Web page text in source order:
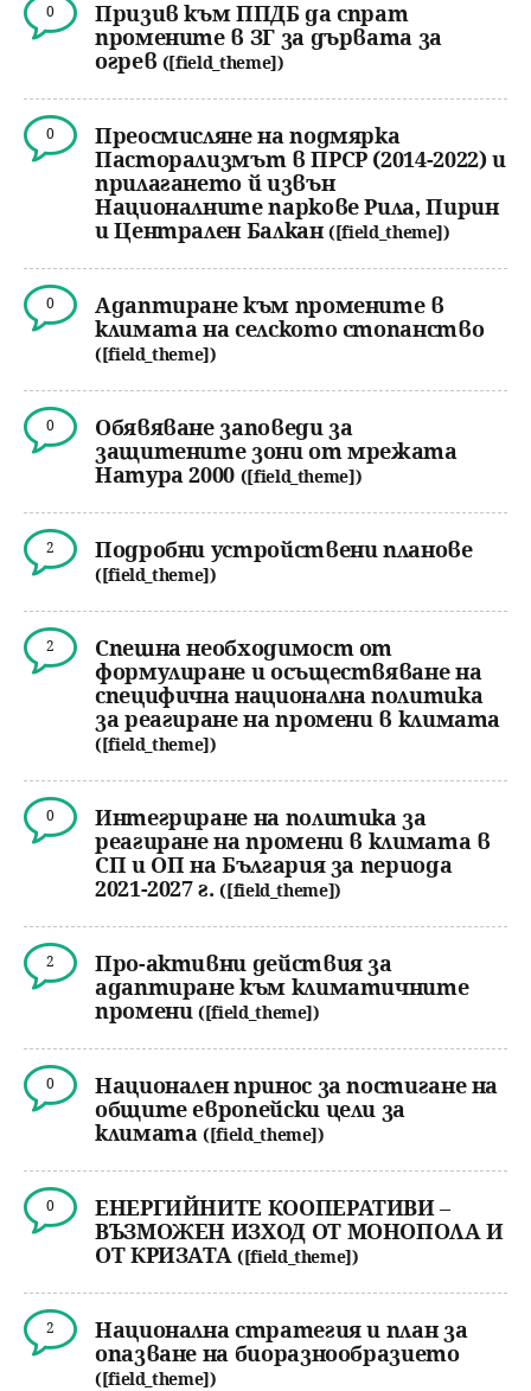
н
ю
ъ
р
с
н
е
u 0
Призив към ППДБ да спрат
промените в ЗГ за дървата за
огрев ([field_theme])
0
Преосмисляне на подмярка
Пасторализмът в ПРСР (2014-2022) и
прилагането й извън
Националните паркове Рила, Пирин
и Централен Балкан([field_theme])
0
Адаптиране към промените в
климата на селското стопанство
([field_theme])
0
Обявяване заповеди за
защитените зони от мрежата
Натура 2000 ([field_theme])
2 Подробни устройствени планове
([field_theme])
2
Спешна необходимост от
формулиране и осъществяване на
специфична национална политика
за реагиране на промени в климата
([field_theme])
0
Интегриране на политика за
реагиране на промени в климата в
СП и ОП на България за периода
2021-2027 г.([field_theme])
2
Про-активни действия за
адаптиране към климатичните
промени([field_theme])
0
Национален принос за постигане на
общите европейски цели за
климата([field_theme])
0
ЕНЕРГИЙНИТЕ КООПЕРАТИВИ –
ВЪЗМОЖЕН ИЗХОД ОТ МОНОПОЛА И
ОТ КРИЗАТА([field_theme])
2
Национална стратегия и план за
опазване на биоразнообразието
([field_theme])